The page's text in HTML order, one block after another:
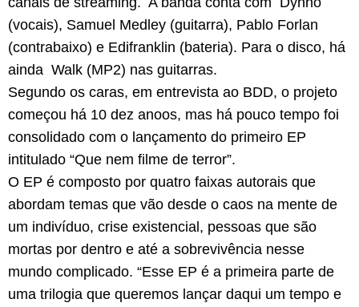
(vocais), Samuel Medley (guitarra), Pablo Forlan
(contrabaixo) e Edifranklin (bateria). Para o disco, há
ainda Walk (MP2) nas guitarras.
Segundo os caras, em entrevista ao BDD, o projeto
começou há 10 dez anoos, mas há pouco tempo foi
consolidado com o lançamento do primeiro EP
intitulado “Que nem filme de terror”.
O EP é composto por quatro faixas autorais que
abordam temas que vão desde o caos na mente de
um indivíduo, crise existencial, pessoas que são
mortas por dentro e até a sobrevivência nesse
mundo complicado. “Esse EP é a primeira parte de
uma trilogia que queremos lançar daqui um tempo e